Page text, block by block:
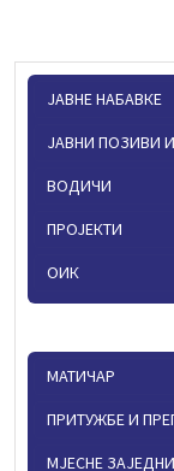
ЈАВНЕ НАБАВКЕ
ЈАВНИ ПОЗИВИ
ВОДИЧИ
ПРОЈЕКТИ
ОИК
МАТИЧАР
ПРИТУЖБЕ И
МЈЕСНЕ